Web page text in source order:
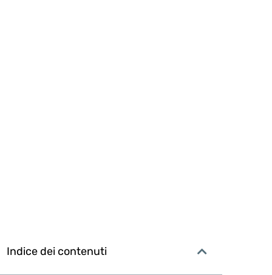
Indice dei contenuti